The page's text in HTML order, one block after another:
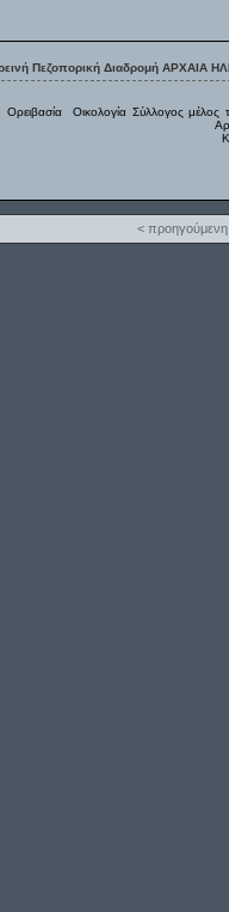
Πεζοπορική Διαδρομή ΑΡΧΑΙΑ
Οικολογία Σύλλογος
Αριθ. Πρωτ.
Κεντρ. Γραφ.
< προηγούμενη